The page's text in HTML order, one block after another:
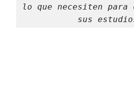
lo que necesiten para
sus